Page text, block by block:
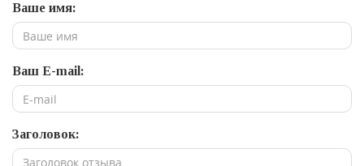
Ваше имя:
Ваш E-mail:
Заголовок: